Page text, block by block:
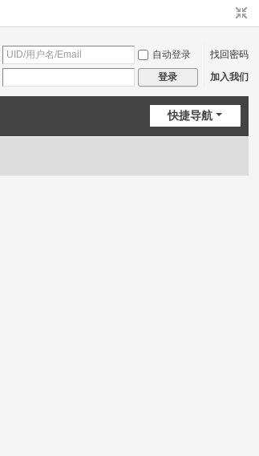
自动登录
找回密码
登录 加入我们
快捷导航